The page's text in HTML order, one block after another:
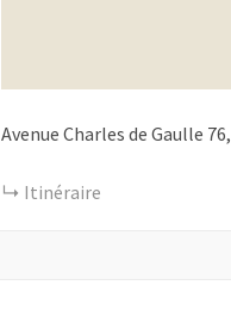
Avenue Charles de Gaulle 76
Itinéraire